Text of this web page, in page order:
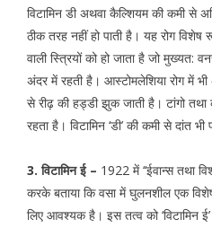
विटामिन डी अथवा कैल्शियम की कमी से
ठीक तरह नहीं हो पाती है। यह रोग विशेष
वाली स्त्रियों को हो जाता है जो मुख्यत:
अंदर में रहती है। आस्टोमलेशिया रोग में
से रीढ़ की हड्डी झुक जाती है। टांगो तथा
रहता है। विटामिन ‘डी’ की कमी से दांत भी
3. विटामिन ई – 1922 में ‘‘ईवान्स तथा
करके बताया कि वसा में घुलनशील एक
लिए आवश्यक है। इस तत्व को ‘विटामिन ई’